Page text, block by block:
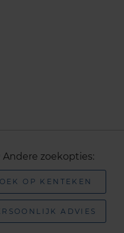
Andere zoekopties:
OP KENTEKEN
ADVIES